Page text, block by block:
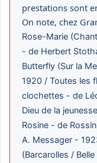
prestations sont
On note, chez
Rose-Marie
- de Herbert
Butterfly (Sur la
1920 / Toutes les
clochettes - de
Dieu de la
Rosine - de
A. Messager -
(Barcarolles /